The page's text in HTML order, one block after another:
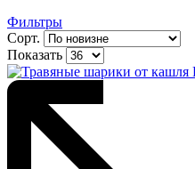
Фильтры
Сорт.
Показать